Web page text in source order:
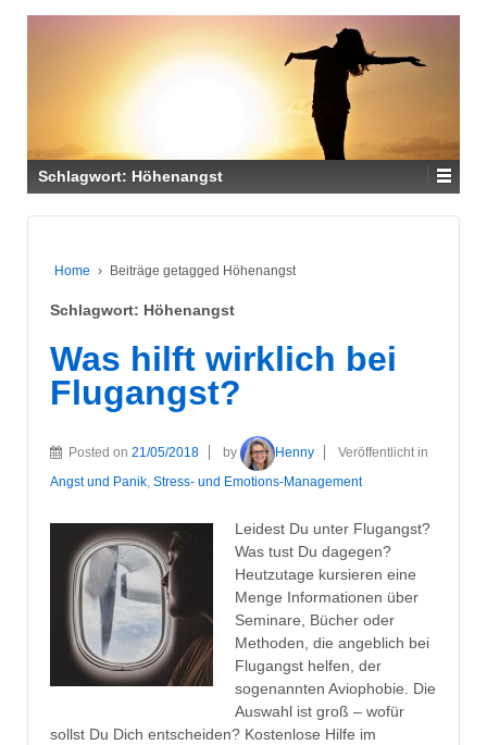
Schlagwort: Höhenangst
Home › Beiträge getagged Höhenangst
Schlagwort: Höhenangst
Was hilft wirklich bei
Flugangst?
Posted on 21/05/2018 by Henny
Veröffentlicht in
Angst und Panik, Stress- und Emotions-Management
Leidest Du unter Flugangst?
Was tust Du dagegen?
Heutzutage kursieren eine
Menge Informationen über
Seminare, Bücher oder
Methoden, die angeblich bei
Flugangst helfen, der
sogenannten Aviophobie. Die
Auswahl ist groß – wofür
sollst Du Dich entscheiden? Kostenlose Hilfe im